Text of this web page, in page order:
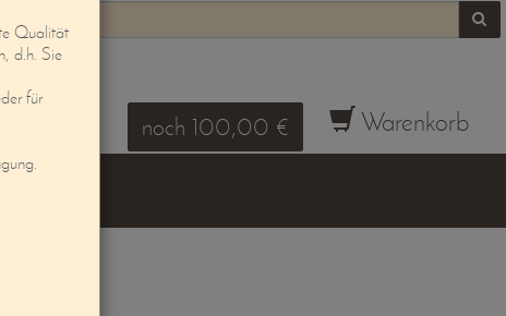
noch 100,00 € Warenkorb
Qualität
d.h. Sie
für